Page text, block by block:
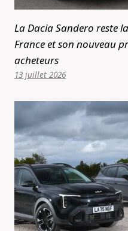
La Dacia Sandero reste
France et son nouveau
acheteurs
13 juillet 2026